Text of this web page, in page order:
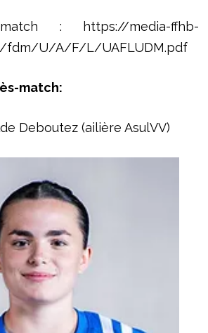
: https://media-ffhb-
fdm/U/A/F/L/UAFLUDM.pdf
match:
Deboutez (ailière AsulVV)